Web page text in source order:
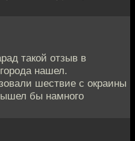
такой отзыв в
нашел.
шествие с окраины
бы намного